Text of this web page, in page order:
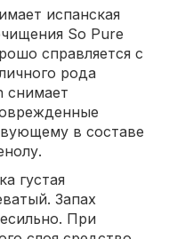
испанская
So Pure
справляется с
рода
снимает
в составе
густая
Запах
При